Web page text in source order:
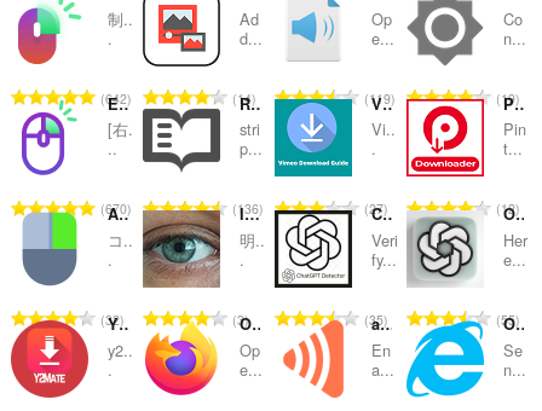
リ
価
の
：
価
の
：
価
の
：
価
の
：
制..
.
評
価
の
：
642
Ad
d...
評
価
の
：
14
Op
e...
評
価
の
：
119
Co
n...
評
価
の
：
19
Enable Right Mouse Click
[右.
..
評
価
の
：
670
Reader View
stri
p...
評
価
の
：
136
Vimeo Downloader - Guide
Vi..
.
評
価
の
総
：
27
Pinterest Video Download Helper
Pin
t...
評
価
の
：
12
Allow Copy Plus
コ..
.
評
の
32
Image & Video Adjuster
明..
.
評
価
の
3
ChatGPT Dectector
Veri
fy...
評
価
の
35
OP ChatGPT Login Guide
Her
e...
評
価
の
55
Y2Mate
y2..
.
Open in Firefox
Op
e...
accessibility.video
En
a...
Open in IE
Se
n...